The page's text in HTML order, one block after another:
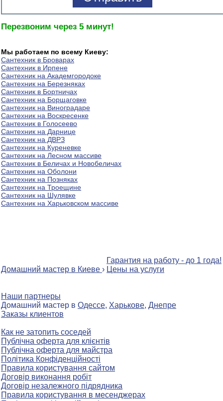
Перезвоним через 5 минут!
Мы работаем по всему Киеву:
Сантехник в Броварах
Сантехник в Ирпене
Сантехник на Академгородоке
Сантехник на Березняках
Сантехник в Бортничах
Сантехник на Борщаговке
Сантехник на Виноградаре
Сантехник на Воскресенке
Сантехник в Голосеево
Сантехник на Дарнице
Сантехник на ДВРЗ
Сантехник на Куреневке
Сантехник на Лесном массиве
Сантехник в Беличах и Новобеличах
Сантехник на Оболони
Сантехник на Позняках
Сантехник на Троещине
Сантехник на Шулявке
Сантехник на Харьковском массиве
Домашний мастер в Киеве ›
Гарантия на работу - до 1 года!
Цены на услуги
Наши партнеры
Домашний мастер в Одессе, Харькове, Днепре
Заказы клиентов
Как не затопить соседей
Публічна оферта для клієнтів
Публічна оферта для майстра
Політика Конфіденційності
Правила користування сайтом
Договір виконання робіт
Договір незалежного підрядника
Правила користування в месенджерах